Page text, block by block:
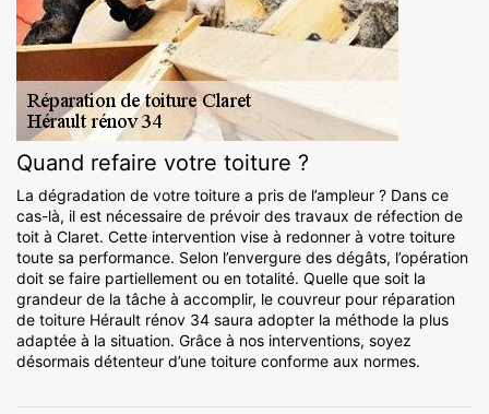
Quand refaire votre toiture ?
La dégradation de votre toiture a pris de l’ampleur ? Dans ce
cas-là, il est nécessaire de prévoir des travaux de réfection de
toit à Claret. Cette intervention vise à redonner à votre toiture
toute sa performance. Selon l’envergure des dégâts, l’opération
doit se faire partiellement ou en totalité. Quelle que soit la
grandeur de la tâche à accomplir, le couvreur pour réparation
de toiture Hérault rénov 34 saura adopter la méthode la plus
adaptée à la situation. Grâce à nos interventions, soyez
désormais détenteur d’une toiture conforme aux normes.